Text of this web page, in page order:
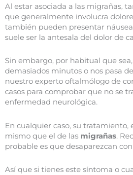
Al estar asociada a las migrañas,
que generalmente involucra
también pueden presentar
suele ser la antesala del dolor de
Sin embargo, por habitual que
demasiados minutos o nos pasa
nuestro experto oftalmólogo de
casos para comprobar que no se
enfermedad neurológica.
En cualquier caso, su
mismo que el de las migrañas.
probable es que desaparezcan
Así que si tienes este síntoma o